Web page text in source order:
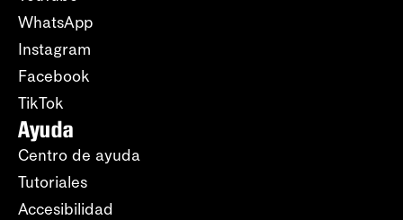
WhatsApp
Instagram
Facebook
TikTok
Ayuda
Centro de ayuda
Tutoriales
Accesibilidad